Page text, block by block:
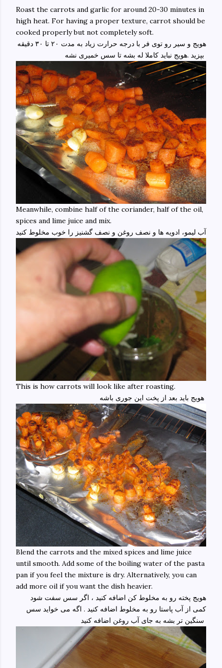
Roast the carrots and garlic for around 20-30 minutes in
high heat. For having a proper texture, carrot should be
cooked properly but not completely soft.
هویج و سیر رو توی فر با درجه حرارت زیاد به مدت ۲۰ تا ۳۰ دقیقه
Meanwhile, combine half of the coriander, half of the oil,
spices and lime juice and mix.
آب لیمو، ادویه ها و نصف روغن و نصف گشنیز را خوب مخلوط کنید
This is how carrots will look like after roasting.
Blend the carrots and the mixed spices and lime juice
until smooth. Add some of the boiling water of the pasta
pan if you feel the mixture is dry. Alternatively, you can
add more oil if you want the dish heavier.
هویج پخته رو به مخلوط کن اضافه کنید ، اگر سس سفت شود
کمی از آب پاستا رو به مخلوط اضافه کنید . اگه می خواید سس